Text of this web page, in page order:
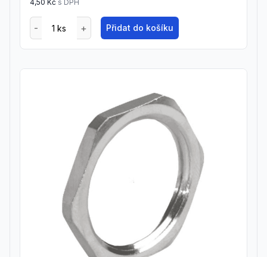
4,50 Kč s DPH
Přidat do košíku